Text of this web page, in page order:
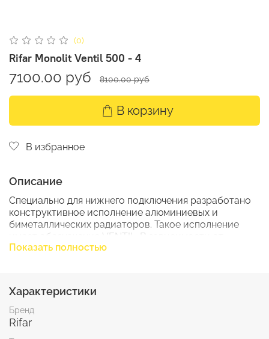
(0)
Rifar Monolit Ventil 500 - 4
7100.00 руб 8100.00 руб
В корзину
В избранное
Описание
Специально для нижнего подключения разработано
конструктивное исполнение алюминиевых и
биметаллических радиаторов. Такое исполнение
имеет обозначение VENTIL. В зависимости от
выбранной модели после сборки радиатор
отопления необходимо учесть гидравлические
особенности узла нижнего подключения и
термостатического клапана согласно оговоренной
комплектации. Биметаллический радиатор MONOLIT
Показать полностью
Характеристики
Бренд
Rifar